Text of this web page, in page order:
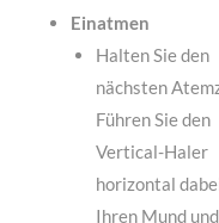
Einatmen
Halten Sie den
nächsten
Führen Sie den
Vertical-Haler
horizontal
Ihren Mund und